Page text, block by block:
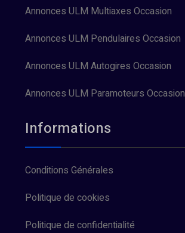
Annonces ULM Multiaxes Occasion
Annonces ULM Pendulaires Occasion
Annonces ULM Autogires Occasion
Annonces ULM Paramoteurs Occasion
Informations
Conditions Générales
Politique de cookies
Politique de confidentialité